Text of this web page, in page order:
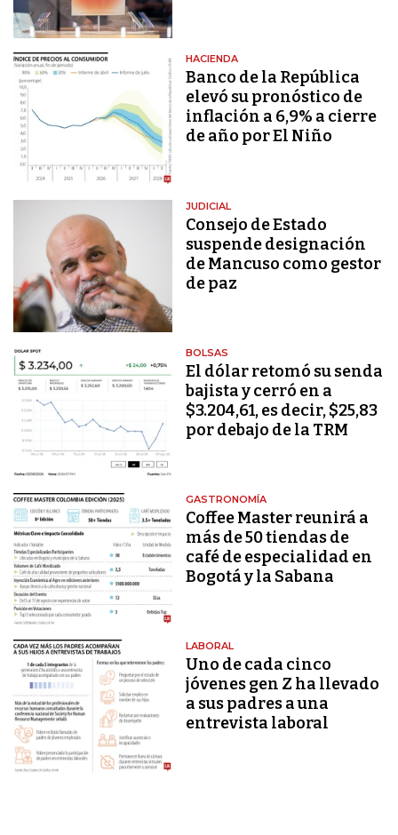
HACIENDA
Banco de la República
elevó su pronóstico de
inflación a 6,9% a cierre
de año por El Niño
JUDICIAL
Consejo de Estado
suspende designación
de Mancuso como gestor
de paz
BOLSAS
El dólar retomó su senda
bajista y cerró en a
$3.204,61, es decir, $25,83
por debajo de la TRM
GASTRONOMÍA
Coffee Master reunirá a
más de 50 tiendas de
café de especialidad en
Bogotá y la Sabana
LABORAL
Uno de cada cinco
jóvenes gen Z ha llevado
a sus padres a una
entrevista laboral